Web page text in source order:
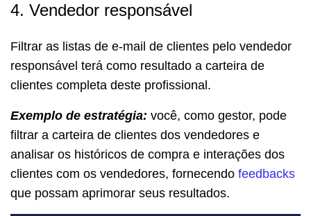
4. Vendedor responsável
Filtrar as listas de e-mail de clientes pelo vendedor
responsável terá como resultado a carteira de
clientes completa deste profissional.
Exemplo de estratégia: você, como gestor, pode
filtrar a carteira de clientes dos vendedores e
analisar os históricos de compra e interações dos
clientes com os vendedores, fornecendo feedbacks
que possam aprimorar seus resultados.